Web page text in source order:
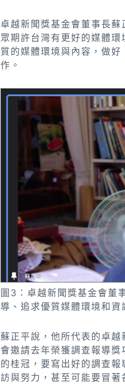
卓越新聞獎基金會董事長
眾期許台灣有更好的媒體
質的媒體環境與內容，做
作。
圖3：卓越新聞獎基金會董
導、追求優質媒體環境和資
蘇正平說，他所代表的卓
會邀請去年榮獲調查報導
的桂冠，要寫出好的調查
訪與努力，甚至可能要冒著